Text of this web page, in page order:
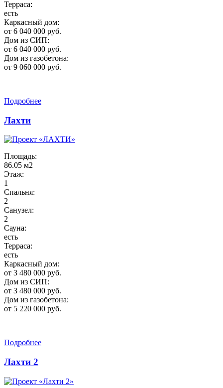
Терраса:
есть
Каркасный дом:
от 6 040 000 руб.
Дом из СИП:
от 6 040 000 руб.
Дом из газобетона:
от 9 060 000 руб.
Подробнее
Лахти
Площадь:
86.05 м2
Этаж:
1
Спальня:
2
Санузел:
2
Сауна:
есть
Терраса:
есть
Каркасный дом:
от 3 480 000 руб.
Дом из СИП:
от 3 480 000 руб.
Дом из газобетона:
от 5 220 000 руб.
Подробнее
Лахти 2